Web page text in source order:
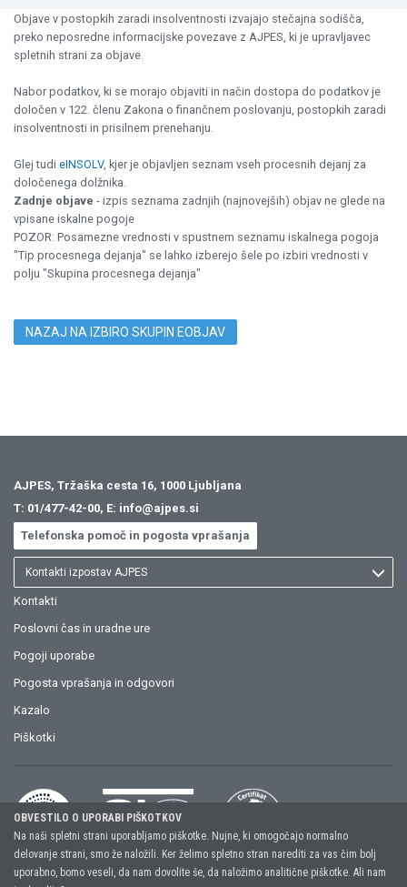
Objave v postopkih zaradi insolventnosti izvajajo stečajna sodišča,
preko neposredne informacijske povezave z AJPES, ki je upravljavec
spletnih strani za objave.
Nabor podatkov, ki se morajo objaviti in način dostopa do podatkov je
določen v 122. členu Zakona o finančnem poslovanju, postopkih zaradi
insolventnosti in prisilnem prenehanju.
Glej tudi eINSOLV, kjer je objavljen seznam vseh procesnih dejanj za
določenega dolžnika.
Zadnje objave - izpis seznama zadnjih (najnovejših) objav ne glede na
vpisane iskalne pogoje
POZOR: Posamezne vrednosti v spustnem seznamu iskalnega pogoja
"Tip procesnega dejanja" se lahko izberejo šele po izbiri vrednosti v
polju "Skupina procesnega dejanja"
NAZAJ NA IZBIRO SKUPIN EOBJAV
AJPES, Tržaška cesta 16, 1000 Ljubljana
T: 01/477-42-00, E: info@ajpes.si
Telefonska pomoč in pogosta vprašanja
Kontakti izpostav AJPES
Kontakti
Poslovni čas in uradne ure
Pogoji uporabe
Pogosta vprašanja in odgovori
Kazalo
Piškotki
OBVESTILO O UPORABI PIŠKOTKOV
Na naši spletni strani uporabljamo piškotke. Nujne, ki omogočajo normalno
delovanje strani, smo že naložili. Ker želimo spletno stran narediti za vas čim bolj
uporabno, bomo veseli, da nam dovolite še, da naložimo analitične piškotke. Ali nam